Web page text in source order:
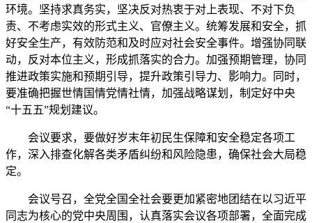
环境。坚持求真务实，坚决反对热衷于对上表现、不对下负
责、不考虑实效的形式主义、官僚主义。统筹发展和安全，抓
好安全生产，有效防范和及时应对社会安全事件。增强协同联
动，反对本位主义，形成抓落实的合力。加强预期管理，协同
推进政策实施和预期引导，提升政策引导力、影响力。同时，
要准确把握世情国情党情社情，加强战略谋划，制定好中央
“十五五”规划建议。
会议要求，要做好岁末年初民生保障和安全稳定各项工
作，深入排查化解各类矛盾纠纷和风险隐患，确保社会大局稳
定。
会议号召，全党全国全社会要更加紧密地团结在以习近平
同志为核心的党中央周围，认真落实会议各项部署，全面完成